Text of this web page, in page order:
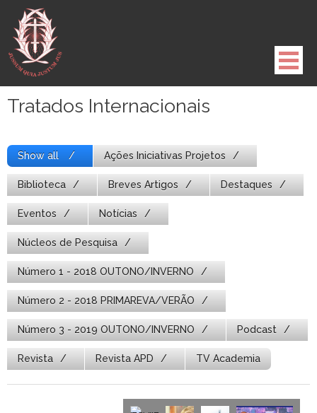
para
conteúdo
Tratados Internacionais
Show all Ações Iniciativas Projetos
Biblioteca Breves Artigos Destaques
Eventos Notícias
Núcleos de Pesquisa
Número 1 - 2018 OUTONO/INVERNO
Número 2 - 2018 PRIMAREVA/VERÃO
Número 3 - 2019 OUTONO/INVERNO Podcast
Revista Revista APD TV Academia